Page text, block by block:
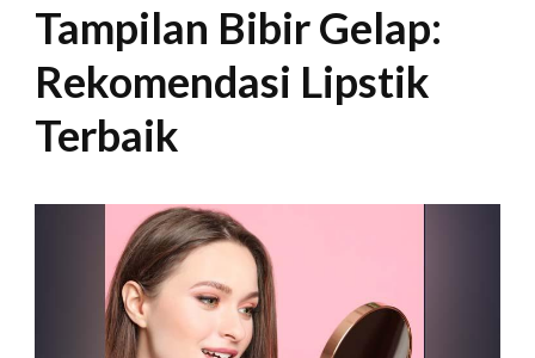
Tampilan Bibir Gelap:
Rekomendasi Lipstik
Terbaik